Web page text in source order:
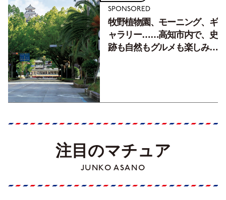
SPONSORED
牧野植物園、モーニング、ギ
ャラリー……高知市内で、史
跡も自然もグルメも楽しみ尽
注目のマチュア
JUNKO ASANO